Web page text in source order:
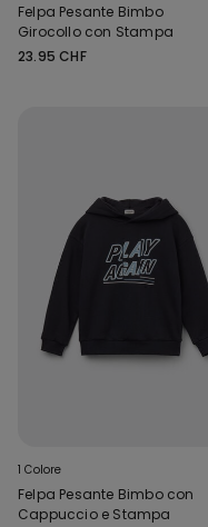
Felpa Pesante Bimbo
Girocollo con Stampa
23.95 CHF
1 Colore
Felpa Pesante Bimbo con
Cappuccio e Stampa